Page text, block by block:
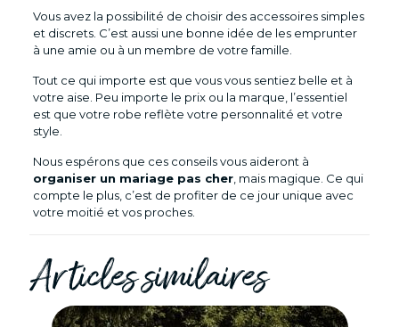
Vous avez la possibilité de choisir des accessoires simples
et discrets. C’est aussi une bonne idée de les emprunter
à une amie ou à un membre de votre famille.
Tout ce qui importe est que vous vous sentiez belle et à
votre aise. Peu importe le prix ou la marque, l’essentiel
est que votre robe reflète votre personnalité et votre
style.
Nous espérons que ces conseils vous aideront à
organiser un mariage pas cher, mais magique. Ce qui
compte le plus, c’est de profiter de ce jour unique avec
votre moitié et vos proches.
Articles similaires